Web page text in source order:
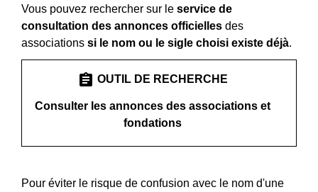
Vous pouvez rechercher sur le service de
consultation des annonces officielles des
associations si le nom ou le sigle choisi existe déjà.
assignment OUTIL DE RECHERCHE
Consulter les annonces des associations et
fondations
Pour éviter le risque de confusion avec le nom d'une